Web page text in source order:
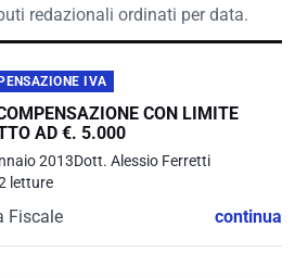
redazionali ordinati per data.
IVA
CON LIMITE
AD €. 5.000
2013Dott. Alessio Ferretti
letture
Fiscale continua